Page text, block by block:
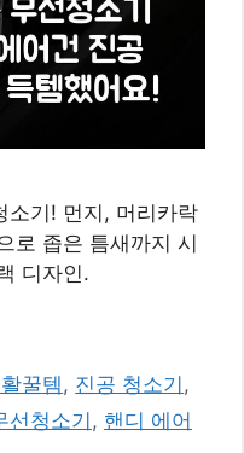
소기! 먼지, 머리카락
로 좁은 틈새까지 시
디자인.
꿀템 , 진공 청소기 ,
선청소기 , 핸디 에어